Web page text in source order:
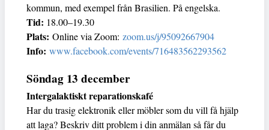
kommun, med exempel från Brasilien. På engelska.
Tid: 18.00–19.30
Plats: Online via Zoom: zoom.us/j/95092667904
Info: www.facebook.com/events/716483562293562
Söndag 13 december
Intergalaktiskt reparationskafé
Har du trasig elektronik eller möbler som du vill få hjälp
att laga? Beskriv ditt problem i din anmälan så får du